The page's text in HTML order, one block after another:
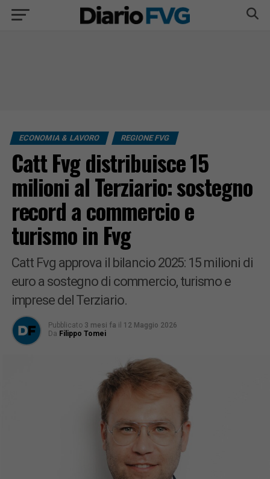
ECONOMIA & LAVORO REGIONE FVG
Catt Fvg distribuisce 15
milioni al Terziario: sostegno
record a commercio e
turismo in Fvg
Catt Fvg approva il bilancio 2025: 15 milioni di
euro a sostegno di commercio, turismo e
imprese del Terziario.
Pubblicato 3 mesi fa il 12 Maggio 2026
Da Filippo Tomei